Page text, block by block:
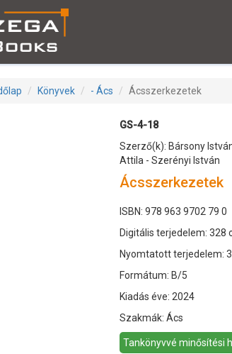
Könyvek - Ács Ácsszerkezetek
GS-4-18
Szerző(k): Bársony
Attila - Szerényi István
Ácsszerkezetek
ISBN: 978 963 9702 79 0
Digitális terjedelem: 328
Nyomtatott terjedelem:
Formátum: B/5
Kiadás éve: 2024
Szakmák: Ács
Tankönyvvé minősítési